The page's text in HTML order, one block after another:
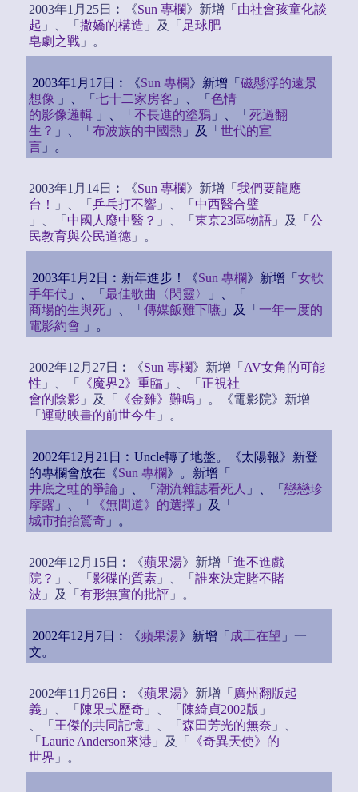
2003年1月25日︰《Sun 專欄》新增「 由社會孩童化談
起 」、「 撒嬌的構造 」及「 足球肥
皂劇之戰 」。
2003年1月17日︰《Sun 專欄》新增「 磁懸浮的遠景
想像
」、「 七十二家房客 」、「 色情
的影像邏輯 」、「 不長進的塗鴉 」、「 死過翻
生？ 」、「 布波族的中國熱 」及「 世代的宣
言 」。
2003年1月14日︰《Sun 專欄》新增「 我們要龍應
台！
」、「 乒乓打不響 」、「 中西醫合璧
」、「 中國人廢中醫？ 」、「 東京23區物語 」及「 公
民教育與公民道德 」。
2003年1月2日︰新年進步！《Sun 專欄》新增「 女歌
手年代 」、「 最佳歌曲〈閃靈〉
」、「
商場的生與死 」、「 傳媒飯難下嚥 」及「 一年一度的
電影約會
」。
2002年12月27日︰《Sun 專欄》新增「 AV女角的可能
性 」、「 《魔界2》重臨 」、「 正視社
會的陰影 」及「 《金雞》難鳴 」。《電影院》新增
「 運動映畫的前世今生 」。
2002年12月21日︰Uncle轉了地盤。《太陽報》新登
的專欄會放在《Sun 專欄》。新增「
井底之蛙的爭論 」、「 潮流雜誌看死人 」、「 戀戀珍
摩露 」、「 《無間道》的選擇 」及「
城市拍抬驚奇 」。
2002年12月15日︰《蘋果湯》新增「 進不進戲
院？ 」、「 影碟的質素 」、「 誰來決定賭不賭
波 」及「 有形無實的批評 」。
2002年12月7日︰《蘋果湯》新增「 成工在望 」一
文。
2002年11月26日︰《蘋果湯》新增「 廣州翻版起
義 」、「 陳果式歷奇 」、「 陳綺貞2002版 」
、「 王傑的共同記憶 」、「 森田芳光的無奈 」、
「 Laurie Anderson來港 」及「
《奇異天使》的
世界 」。